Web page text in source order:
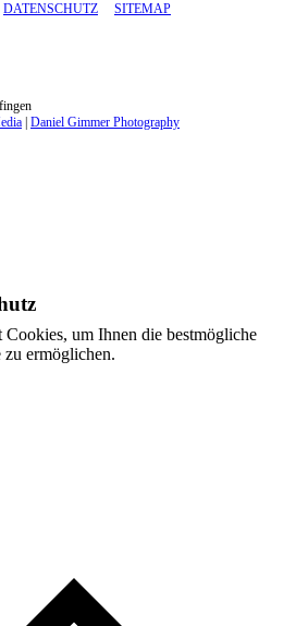
DATENSCHUTZ
SITEMAP
Daniel Gimmer Photography
Cookies, um Ihnen die bestmögliche
zu ermöglichen.